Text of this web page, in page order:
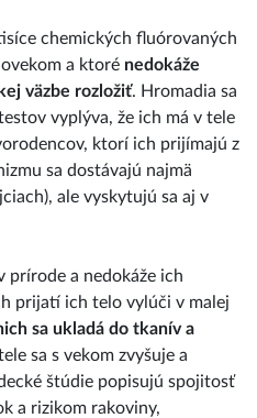
chemických fluórovaných
a ktoré nedokáže
väzbe rozložiť. Hromadia sa
vyplýva, že ich má v tele
ktorí ich prijímajú z
sa dostávajú najmä
ale vyskytujú sa aj v
prírode a nedokáže ich
prijatí ich telo vylúči v malej
sa ukladá do tkanív a
sa s vekom zvyšuje a
štúdie popisujú spojitosť
a rizikom rakoviny,